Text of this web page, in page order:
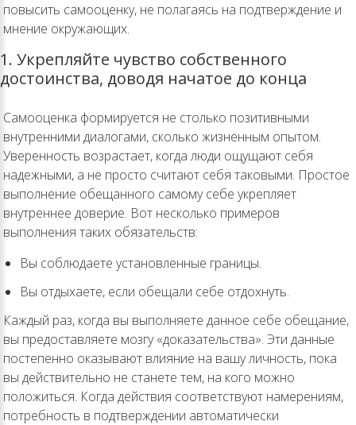
повысить самооценку, не полагаясь на подтверждение и
мнение окружающих.
1. Укрепляйте чувство собственного
достоинства, доводя начатое до конца
Самооценка формируется не столько позитивными
внутренними диалогами, сколько жизненным опытом.
Уверенность возрастает, когда люди ощущают себя
надежными, а не просто считают себя таковыми. Простое
выполнение обещанного самому себе укрепляет
внутреннее доверие. Вот несколько примеров
выполнения таких обязательств:
Вы соблюдаете установленные границы.
Вы отдыхаете, если обещали себе отдохнуть.
Каждый раз, когда вы выполняете данное себе обещание,
вы предоставляете мозгу «доказательства». Эти данные
постепенно оказывают влияние на вашу личность, пока
вы действительно не станете тем, на кого можно
положиться. Когда действия соответствуют намерениям,
потребность в подтверждении автоматически